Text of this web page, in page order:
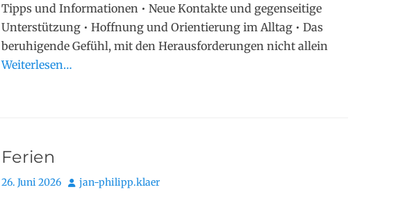
Tipps und Informationen • Neue Kontakte und gegenseitige
Unterstützung • Hoffnung und Orientierung im Alltag • Das
beruhigende Gefühl, mit den Herausforderungen nicht allein
Weiterlesen…
Ferien
Posted
26. Juni 2026 Autor
jan-philipp.klaer